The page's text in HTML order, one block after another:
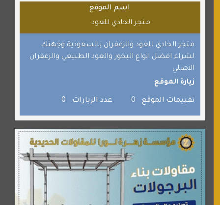
القران للجميع
برامج كمبيوتر
جائزة دبي الدولية للقران الكريم
اسم الموقع
متجر الحادي للعود
متجر الحادي للعود والزعفران بالسعودية وجهتك
لشراء افضل انواع البخور والعود الطبيعي والزعفران
الاصلي
زيارة الموقع
تقييمات الموقع 0 عدد الزيارات 0